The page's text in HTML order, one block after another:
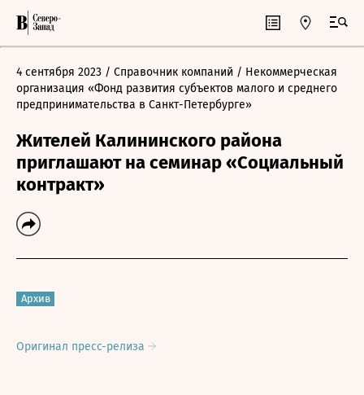
4 сентября 2023 / Справочник компаний / Некоммерческая
организация «Фонд развития субъектов малого и среднего
предпринимательства в Санкт-Петербурге»
Жителей Калининского района
приглашают на семинар «Социальный
контракт»
Архив
Оригинал пресс-релиза